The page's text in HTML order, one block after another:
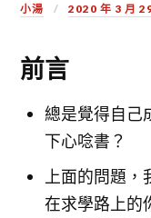
小湯 2020 年 3 月
前言
總是覺得自己
下心唸書？
上面的問題，
在求學路上的